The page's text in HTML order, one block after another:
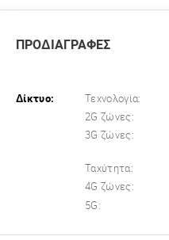
ΠΡΟΔΙΑΓΡΑΦΕΣ
Δίκτυο: Τεχνολογία:
2G ζώνες:
3G ζώνες:
Ταχύτητα:
4G ζώνες:
5G: